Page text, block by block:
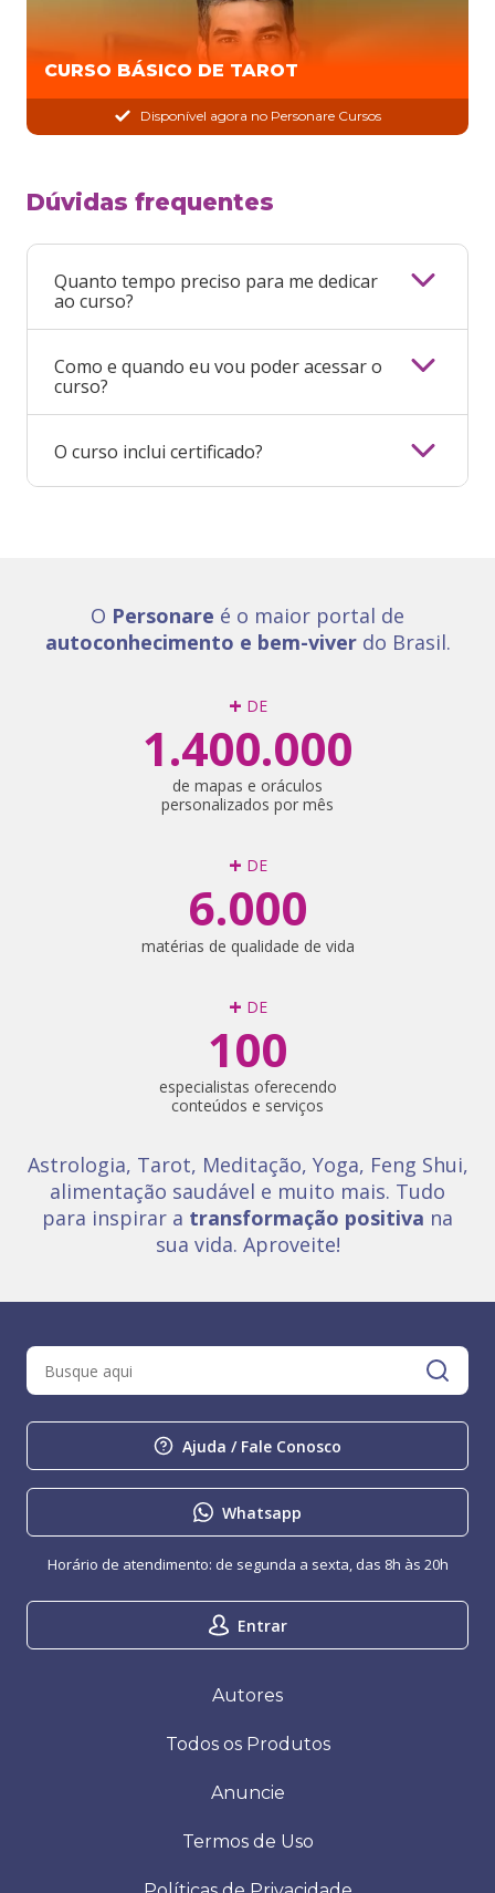
CURSO BÁSICO DE TAROT
Disponível agora no Personare Cursos
Dúvidas frequentes
Quanto tempo preciso para me dedicar
ao curso?
Como e quando eu vou poder acessar o
curso?
O curso inclui certificado?
O Personare é o maior portal de
autoconhecimento e bem-viverdo Brasil.
+ DE
1.400.000
de mapas e oráculos
personalizados por mês
+ DE
6.000
matérias de qualidade de vida
+ DE
100
especialistas oferecendo
conteúdos e serviços
Astrologia, Tarot, Meditação, Yoga, Feng Shui,
alimentação saudável e muito mais. Tudo
para inspirar a transformação positiva na
sua vida. Aproveite!
Ajuda / Fale Conosco
Whatsapp
Entrar
Horário de atendimento: de segunda a sexta, das 8h às 20h
Autores
Todos os Produtos
Anuncie
Termos de Uso